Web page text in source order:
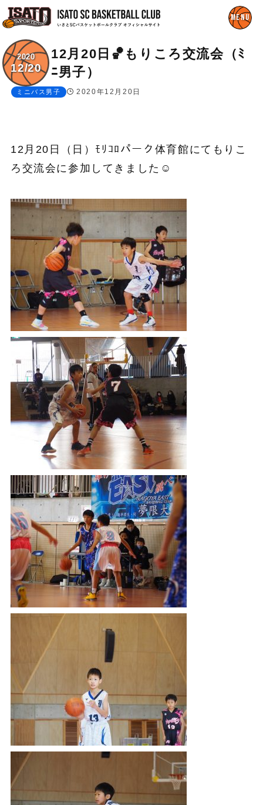
12月20日🏀もりころ交流会（ﾐ
ﾆ男子）
2020
12/20
ミニバス男子 2020年12月20日
12月20日（日）ﾓﾘｺﾛパーク体育館にてもりこ
ろ交流会に参加してきました☺️